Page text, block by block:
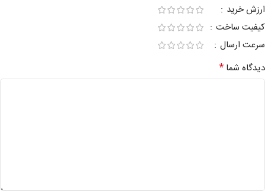
ارزش خرید
کیفیت ساخت
سرعت ارسال
دیدگاه شما *